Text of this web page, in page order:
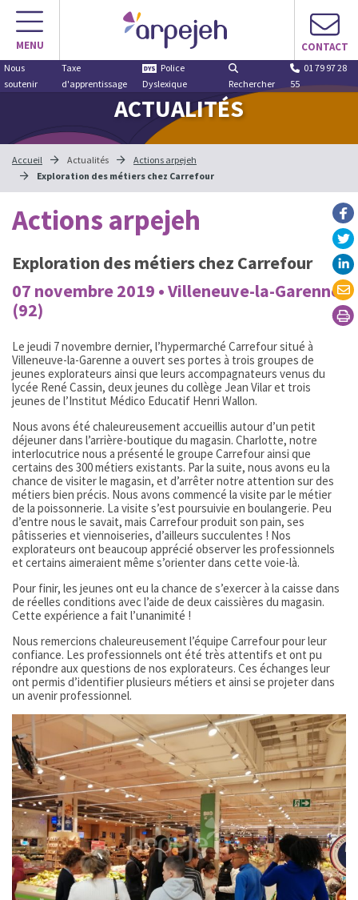
MENU CONTACT
Nous
soutenir
Taxe
d'apprentissage
Police
Dyslexique
Rechercher
01 79 97 28
55
ACTUALITÉS
Accueil Actualités
Actions arpejeh
Exploration des métiers chez Carrefour
Actions arpejeh
Exploration des métiers chez Carrefour
07 novembre 2019 • Villeneuve-la-Garenne
(92)
Le jeudi 7 novembre dernier, l’hypermarché Carrefour situé à
Villeneuve-la-Garenne a ouvert ses portes à trois groupes de
jeunes explorateurs ainsi que leurs accompagnateurs venus du
lycée René Cassin, deux jeunes du collège Jean Vilar et trois
jeunes de l’Institut Médico Educatif Henri Wallon.
Nous avons été chaleureusement accueillis autour d’un petit
déjeuner dans l’arrière-boutique du magasin. Charlotte, notre
interlocutrice nous a présenté le groupe Carrefour ainsi que
certains des 300 métiers existants. Par la suite, nous avons eu la
chance de visiter le magasin, et d’arrêter notre attention sur des
métiers bien précis. Nous avons commencé la visite par le métier
de la poissonnerie. La visite s’est poursuivie en boulangerie. Peu
d’entre nous le savait, mais Carrefour produit son pain, ses
pâtisseries et viennoiseries, d’ailleurs succulentes ! Nos
explorateurs ont beaucoup apprécié observer les professionnels
et certains aimeraient même s’orienter dans cette voie-là.
Pour finir, les jeunes ont eu la chance de s’exercer à la caisse dans
de réelles conditions avec l’aide de deux caissières du magasin.
Cette expérience a fait l’unanimité !
Nous remercions chaleureusement l’équipe Carrefour pour leur
confiance. Les professionnels ont été très attentifs et ont pu
répondre aux questions de nos explorateurs. Ces échanges leur
ont permis d’identifier plusieurs métiers et ainsi se projeter dans
un avenir professionnel.